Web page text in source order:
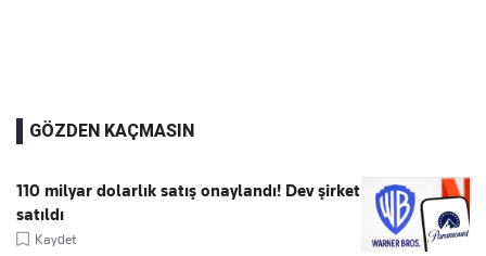
GÖZDEN KAÇMASIN
110 milyar dolarlık satış onaylandı! Dev şirket
satıldı
Kaydet